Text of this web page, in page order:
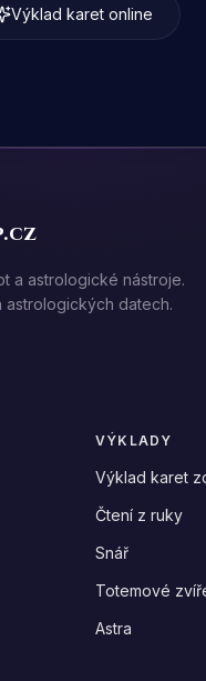
Výklad karet online
a astrologické nástroje.
astrologických datech.
VÝKLADY
Výklad karet
Čtení z ruky
Snář
Totemové
Astra